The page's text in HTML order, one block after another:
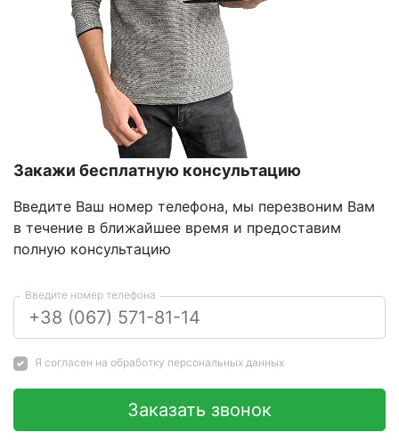
Закажи бесплатную консультацию
Введите Ваш номер телефона, мы перезвоним Вам
в течение в ближайшее время и предоставим
полную консультацию
Введите номер телефона
Я согласен на обработку персональных данных
Заказать звонок